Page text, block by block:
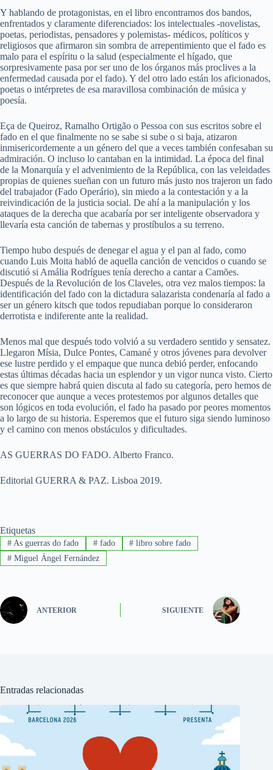
Y hablando de protagonistas, en el libro encontramos dos bandos,
enfrentados y claramente diferenciados: los intelectuales -novelistas,
poetas, periodistas, pensadores y polemistas- médicos, políticos y
religiosos que afirmaron sin sombra de arrepentimiento que el fado es
malo para el espíritu o la salud (especialmente el hígado, que
sorpresivamente pasa por ser uno de los órganos más proclives a la
enfermedad causada por el fado). Y del otro lado están los aficionados,
poetas o intérpretes de esa maravillosa combinación de música y
poesía.
Eça de Queiroz, Ramalho Ortigão o Pessoa con sus escritos sobre el
fado en el que finalmente no se sabe si sube o si baja, atizaron
inmisericordemente a un género del que a veces también confesaban su
admiración. O incluso lo cantaban en la intimidad. La época del final
de la Monarquía y el advenimiento de la República, con las veleidades
propias de quienes sueñan con un futuro más justo nos trajeron un fado
del trabajador (Fado Operário), sin miedo a la contestación y a la
reivindicación de la justicia social. De ahí a la manipulación y los
ataques de la derecha que acabaría por ser inteligente observadora y
llevaría esta canción de tabernas y prostíbulos a su terreno.
Tiempo hubo después de denegar el agua y el pan al fado, como
cuando Luis Moita habló de aquella canción de vencidos o cuando se
discutió si Amália Rodrígues tenía derecho a cantar a Camões.
Después de la Revolución de los Claveles, otra vez malos tiempos: la
identificación del fado con la dictadura salazarista condenaría al fado a
ser un género kitsch que todos repudiaban porque lo consideraron
derrotista e indiferente ante la realidad.
Menos mal que después todo volvió a su verdadero sentido y sensatez.
Llegaron Mísia, Dulce Pontes, Camané y otros jóvenes para devolver
ese lustre perdido y el empaque que nunca debió perder, enfocando
estas últimas décadas hacia un esplendor y un vigor nunca visto. Cierto
es que siempre habrá quien discuta al fado su categoría, pero hemos de
reconocer que aunque a veces protestemos por algunos detalles que
son lógicos en toda evolución, el fado ha pasado por peores momentos
a lo largo de su historia. Esperemos que el futuro siga siendo luminoso
y el camino con menos obstáculos y dificultades.
AS GUERRAS DO FADO. Alberto Franco.
Editorial GUERRA & PAZ. Lisboa 2019.
Etiquetas
#As guerras do fado #fado # libro sobre fado
#Miguel Ángel Fernández
ANTERIOR SIGUIENTE
Entradas relacionadas